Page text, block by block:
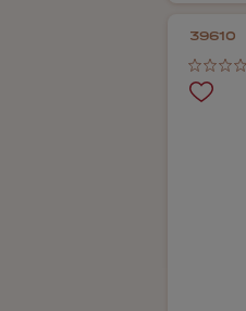
39610